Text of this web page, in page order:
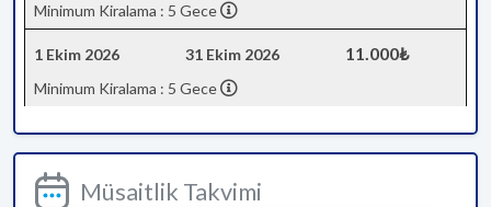
Minimum Kiralama : 5 Gece
1 Ekim 2026 31 Ekim 2026 11.000₺
Minimum Kiralama : 5 Gece
Müsaitlik Takvimi